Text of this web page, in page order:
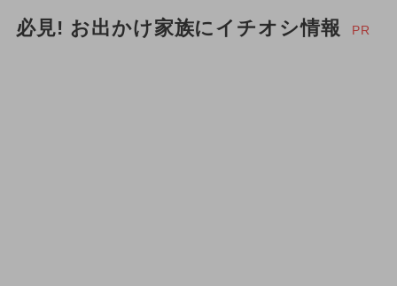
必見! お出かけ家族にイチオシ情報 PR